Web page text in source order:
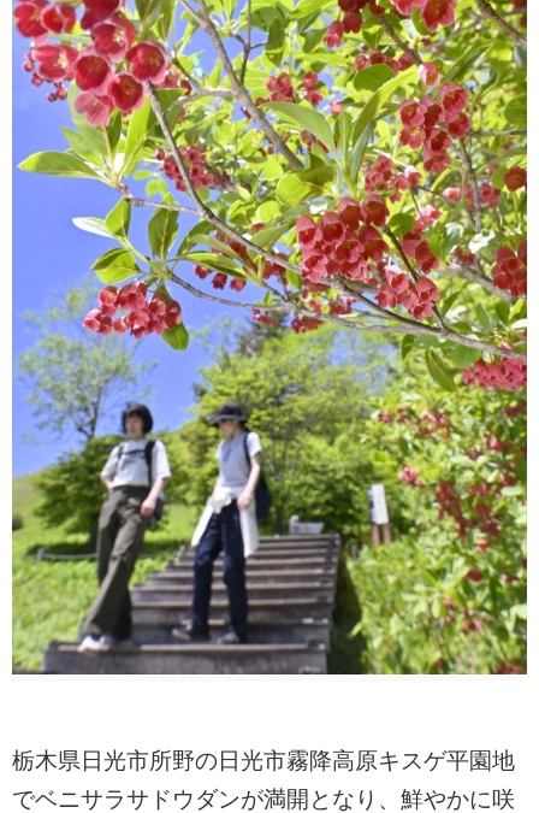
栃木県日光市所野の日光市霧降高原キスゲ平園地
でベニサラサドウダンが満開となり、鮮やかに咲